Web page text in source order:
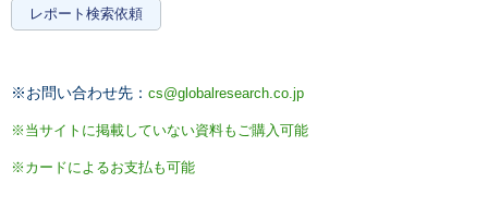
レポート検索依頼
※お問い合わせ先： cs@globalresearch.co.jp
※当サイトに掲載していない資料もご購入可能
※カードによるお支払も可能